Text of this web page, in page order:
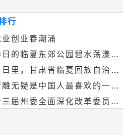
筑装饰艺术的有机结合，更成
建筑史上彰品东方美不可磨
笔。一方青砖里不仅藏着广
行
创业春潮涌
的临夏东郊公园碧水荡漾、
漫
里，甘肃省临夏回族自治州
的刘家峡大桥，壮观美丽!
无疑是中国人最喜欢的一种
术，它不仅是民间实用美术
届州委全面深化改革委员会